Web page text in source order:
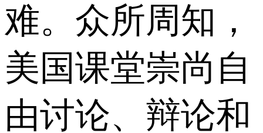
难。众所周知，
美国课堂崇尚自
由讨论、辩论和